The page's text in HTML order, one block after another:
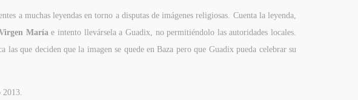
a muchas leyendas en torno a disputas de imágenes religiosas. Cuenta la leyenda,
María e intento llevársela a Guadix, no permitiéndolo las autoridades locales.
que deciden que la imagen se quede en Baza pero que Guadix pueda celebrar su
2013.